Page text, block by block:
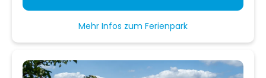
Mehr Infos zum Ferienpark